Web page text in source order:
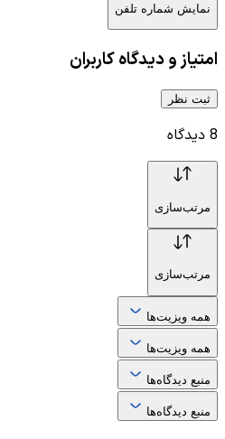
نمایش شماره تلفن
امتیاز و دیدگاه کاربران
ثبت نظر
8 دیدگاه
مرتب‌سازی
مرتب‌سازی
همه ویزیت‌ها
همه ویزیت‌ها
منبع دیدگاه‌ها
منبع دیدگاه‌ها